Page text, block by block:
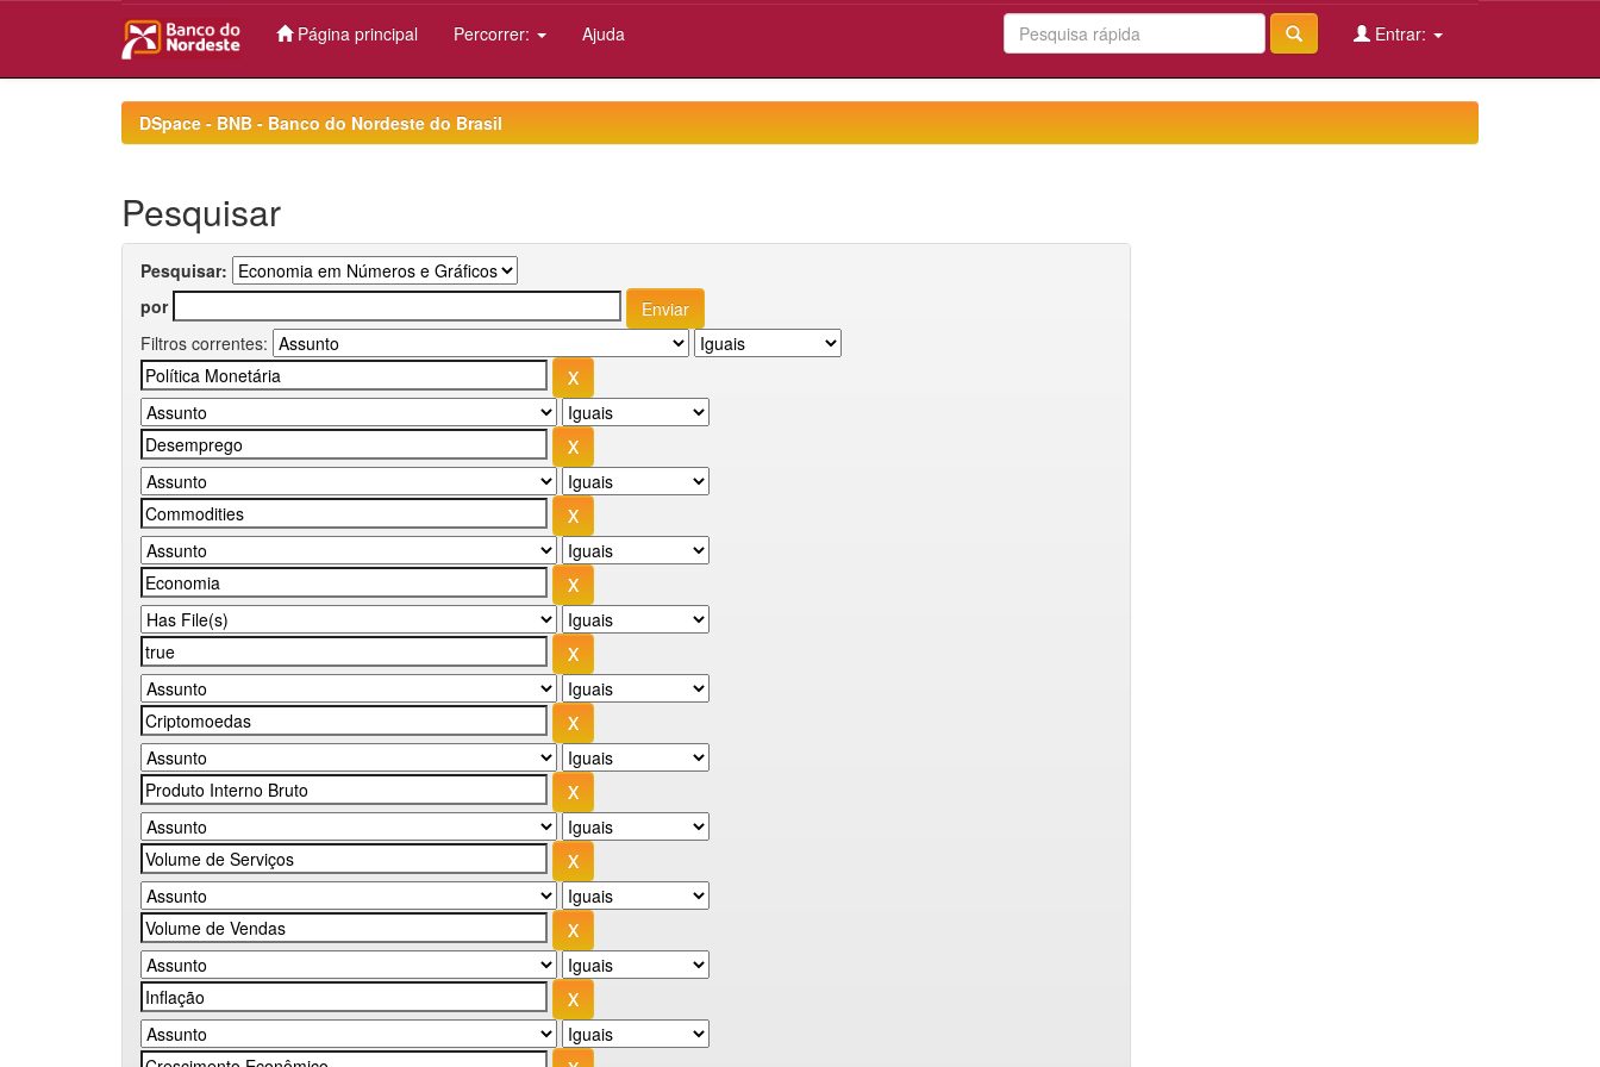
Página principal Percorrer: Ajuda Entrar:
DSpace - BNB - Banco do Nordeste do Brasil
Pesquisar
Pesquisar:
por
Filtros correntes: